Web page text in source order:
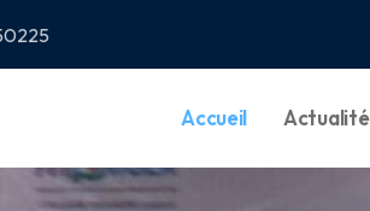
Accueil Actualité